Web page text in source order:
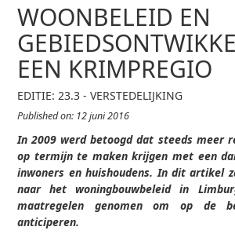
WOONBELEID EN
EEN KRIMPREGIO
EDITIE: 23.3 - VERSTEDELIJKING
Published on: 12 juni 2016
In 2009 werd betoogd dat steeds meer
op termijn te maken krijgen met een
inwoners en huishoudens. In dit artikel
naar het woningbouwbeleid in
maatregelen genomen om op de
anticiperen.